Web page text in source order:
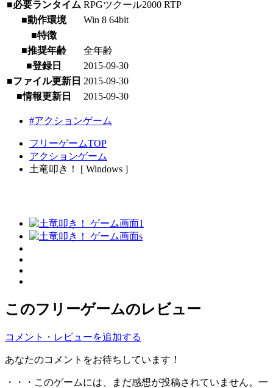
■必要ランタイム RPGツクール2000 RTP
■動作環境
Win 8 64bit
■特徴
■推奨年齢
全年齢
■登録日
2015-09-30
■ファイル更新日 2015-09-30
■情報更新日
2015-09-30
#アクションゲーム
フリーゲームTOP
アクションゲーム
土竜叩き！ [ Windows ]
このフリーゲームのレビュー
コメント・レビューを追加する
あなたのコメントをお待ちしています！
・・・このゲームには、まだ感想が投稿されていません。一